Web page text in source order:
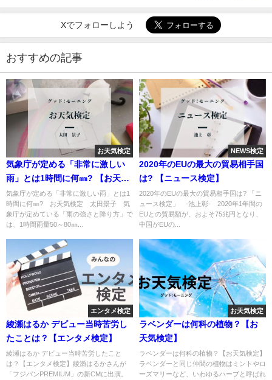
Xでフォローしよう
おすすめの記事
お天気検定
気象庁が定める「非常に激しい
雨」とは1時間に何㎜? 【お天気
検定】
気象庁が定める「非常に激しい雨」とは1
時間に何㎜? お天気検定 太田景子 気
象庁が定めている「雨の強さと降り方」で
は、1時間雨量50～80㎜...
NEWS検定
2020年のEUの最大の貿易相手国
は? 【ニュース検定】
2020年のEUの最大の貿易相手国は? 「ニ
ュース検定」 -池上彰- 2020年1年間の
EUとの貿易額が、およそ75兆円となり、
中国がEUの...
エンタメ検定
綾瀬はるか デビュー当時苦労し
たことは？【エンタメ検定】
綾瀬はるか デビュー当時苦労したこと
は？【エンタメ検定】綾瀬はるかさんが
「フジパンPREMIUM」の新CMに出演。
お天気検定
ラベンダーは何科の植物？【お
天気検定】
ラベンダーは何科の植物？【お天気検定】
ラベンダーと同じ仲間の植物はミントやロ
ーズマリーなど、いわゆるハーブと呼ばれ